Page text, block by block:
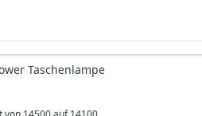
Taschenlampe